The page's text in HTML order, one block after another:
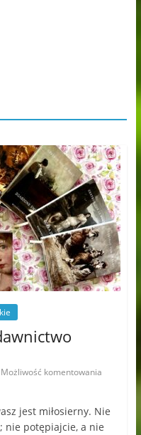
Możliwość komentowania
jest miłosierny. Nie
nie potępiajcie, a nie